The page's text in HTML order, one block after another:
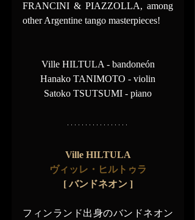
FRANCINI & PIAZZOLLA, among
other Argentine tango masterpieces!
Ville HILTULA - bandoneón
Hanako TANIMOTO - violin
Satoko TSUTSUMI - piano
Ville HILTULA
ヴィッレ・ヒルトゥラ
[ バンドネオン ]
フィンランド出身のバンドネオン